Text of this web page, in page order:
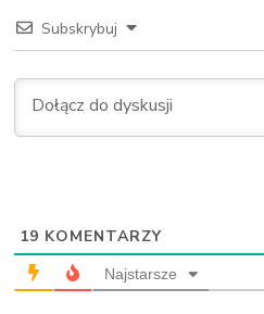
Subskrybuj
19 KOMENTARZY
Najstarsze